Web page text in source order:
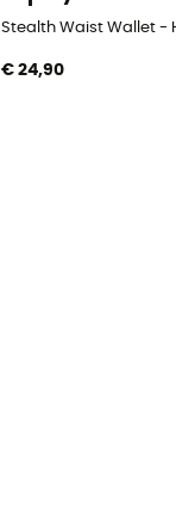
Stealth Waist Wallet -
€ 24,90